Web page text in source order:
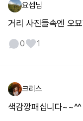
요셉님
거리 사진들속엔 오
0 1
크리스
색감깡패십니다~~^^